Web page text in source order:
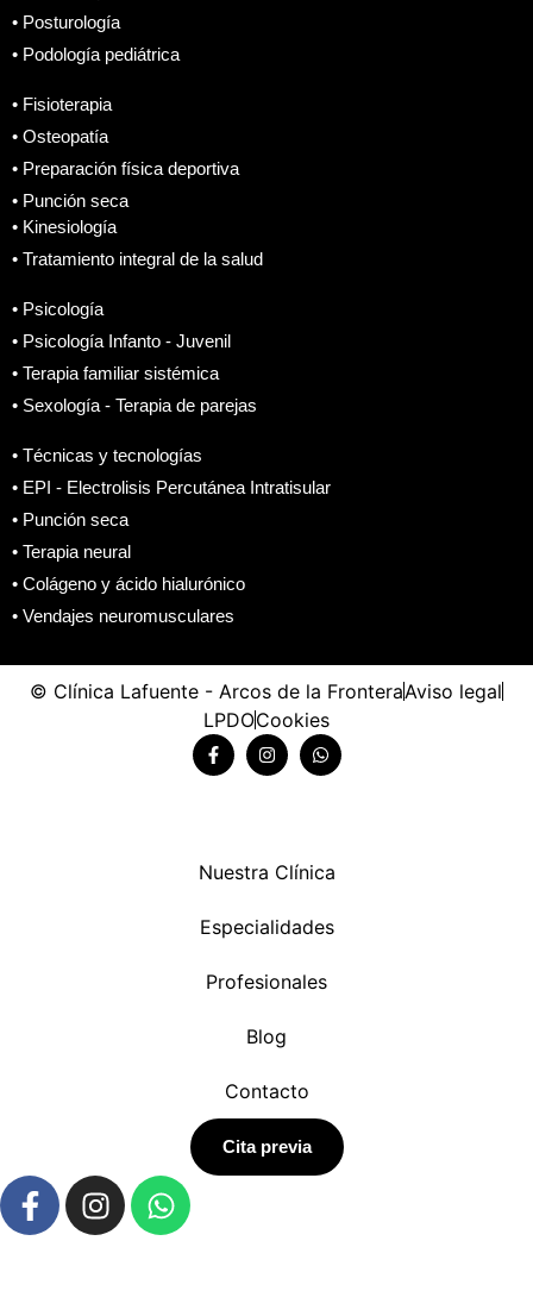
• Posturología
• Podología pediátrica
• Fisioterapia
• Osteopatía
• Preparación física deportiva
• Punción seca
• Kinesiología
• Tratamiento integral de la salud
• Psicología
• Psicología Infanto - Juvenil
• Terapia familiar sistémica
• Sexología - Terapia de parejas
• Técnicas y tecnologías
• EPI - Electrolisis Percutánea Intratisular
• Punción seca
• Terapia neural
• Colágeno y ácido hialurónico
• Vendajes neuromusculares
© Clínica Lafuente - Arcos de la FronteraAviso legal
LPDOCookies
Nuestra Clínica
Especialidades
Profesionales
Blog
Contacto
Cita previa